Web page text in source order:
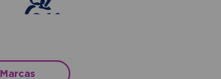
Marcas